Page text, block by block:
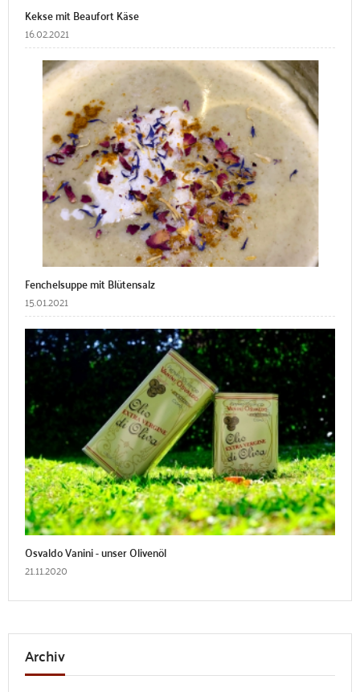
Kekse mit Beaufort Käse
16.02.2021
Fenchelsuppe mit Blütensalz
15.01.2021
Osvaldo Vanini - unser Olivenöl
21.11.2020
Archiv